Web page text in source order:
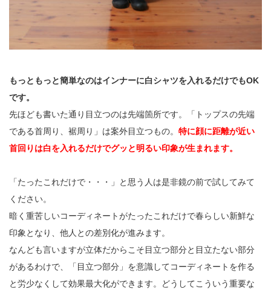
もっともっと簡単なのはインナーに白シャツを入れるだけでもOK
です。
先ほども書いた通り目立つのは先端箇所です。「トップスの先端
である首周り、裾周り」は案外目立つもの。 特に顔に距離が近い
首回りは白を入れるだけでグッと明るい印象が生まれます。
「たったこれだけで・・・」と思う人は是非鏡の前で試してみて
ください。
暗く重苦しいコーディネートがたったこれだけで春らしい新鮮な
印象となり、他人との差別化が進みます。
なんども言いますが立体だからこそ目立つ部分と目立たない部分
があるわけで、「目立つ部分」を意識してコーディネートを作る
と労少なくして効果最大化ができます。どうしてこういう重要な